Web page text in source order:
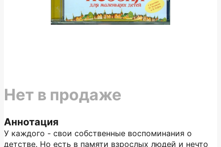
Аннотация
У каждого - свои собственные воспоминания о
детстве. Но есть в памяти взрослых людей и нечто
Нет в продаже